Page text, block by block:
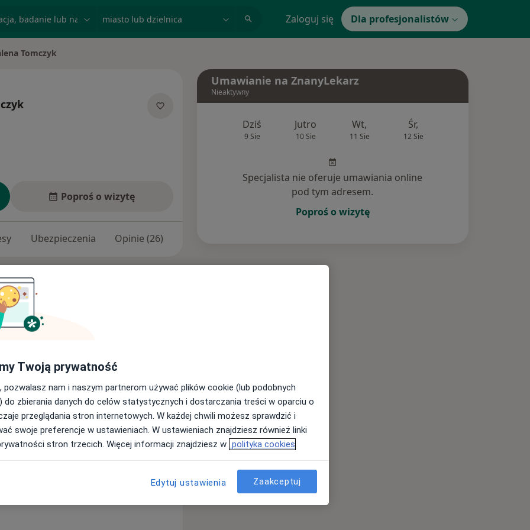
Zaloguj się Dla profesjonalistów
Tomczyk
Poproś o wizytę
Ubezpieczenia Opinie (26)
Wydziale Lekarskim – Collegium
Jestem Dyplomowanym
Stowarzyszenia Dietetyków,
Edukatorem
chorym na celiakię.
jest stworzenie relacji opartej na
psychodietetycznie w zmianie
ważne w osiągnięciu trwałego
jadłospisy, w których uwzględniam
preferencje kulinarne, czas i
kilogramy bez zakazów, bez
Cukrzyca Niedoczynność tarczycy
Umawianie na ZnanyLekarz
Nieaktywny
Dziś
9 Sie
Jutro
10 Sie
Wt,
11 Sie
Śr,
12 Sie
Specjalista nie oferuje umawiania online
pod tym adresem.
Poproś o wizytę
Twoją prywatność
pozwalasz nam i naszym partnerom używać plików cookie (lub podobnych
do zbierania danych do celów statystycznych i dostarczania treści w oparciu o
przeglądania stron internetowych. W każdej chwili możesz sprawdzić i
swoje preferencje w ustawieniach. W ustawieniach znajdziesz również linki
stron trzecich. Więcej informacji znajdziesz w polityka cookies
Edytuj ustawienia Zaakceptuj